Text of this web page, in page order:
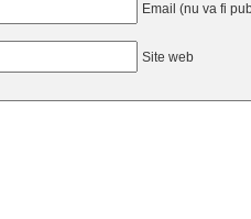
Email (nu va fi
Site web